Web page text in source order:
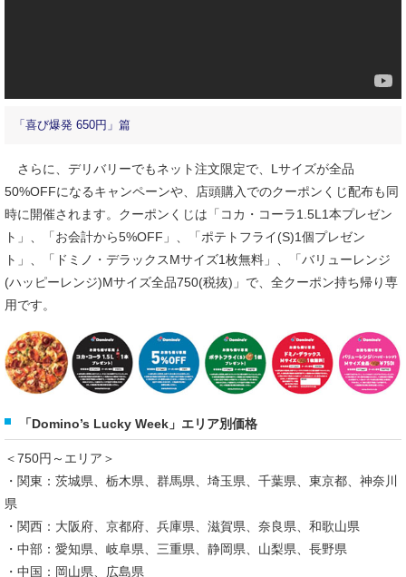
「喜び爆発 650円」篇
さらに、デリバリーでもネット注文限定で、Lサイズが全品
50%OFFになるキャンペーンや、店頭購入でのクーポンくじ配布も同
時に開催されます。クーポンくじは「コカ・コーラ1.5L1本プレゼン
ト」、「お会計から5%OFF」、「ポテトフライ(S)1個プレゼン
ト」、「ドミノ・デラックスMサイズ1枚無料」、「バリューレンジ
(ハッピーレンジ)Mサイズ全品750(税抜)」で、全クーポン持ち帰り専
用です。
「Domino’s Lucky Week」エリア別価格
＜750円～エリア＞
・関東：茨城県、栃木県、群馬県、埼玉県、千葉県、東京都、神奈川
県
・関西：大阪府、京都府、兵庫県、滋賀県、奈良県、和歌山県
・中部：愛知県、岐阜県、三重県、静岡県、山梨県、長野県
・中国：岡山県、広島県